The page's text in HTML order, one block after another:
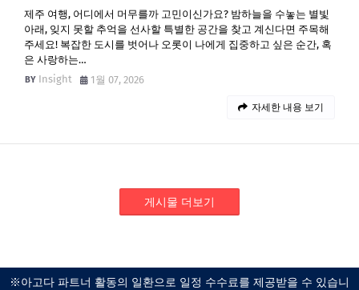
제주 여행, 어디에서 머무를까 고민이신가요? 밤하늘을 수놓는 별빛
아래, 잊지 못할 추억을 선사할 특별한 공간을 찾고 계신다면 주목해
주세요! 복잡한 도시를 벗어나 오롯이 나에게 집중하고 싶은 순간, 혹
은 사랑하는…
Insight
1월 07, 2026
자세한 내용 보기
게시물 더보기
※아고다 파트너 활동의 일환으로 일정 수수료를 제공받을 수 있습니